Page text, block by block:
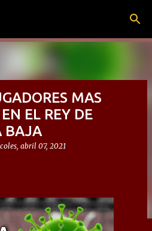
MAS
EL REY DE
BAJA
abril 07, 2021